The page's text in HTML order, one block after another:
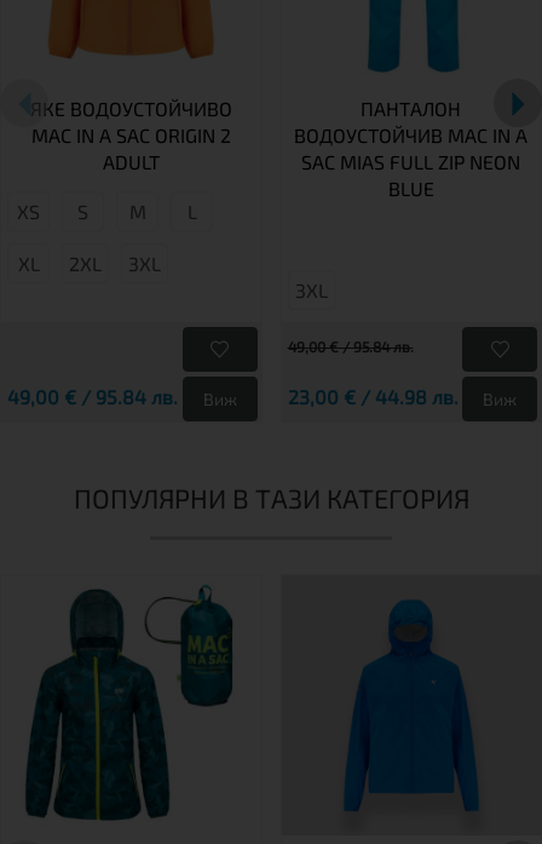
ЯКЕ ВОДОУСТОЙЧИВО
MAC IN A SAC ORIGIN 2
ADULT
XS S М L
XL 2XL 3XL
49,00 € / 95.84 лв. Виж
ПАНТАЛОН
ВОДОУСТОЙЧИВ MAC IN A
SAC MIAS FULL ZIP NEON
BLUE
3XL
49,00 € / 95.84 лв.
23,00 € / 44.98 лв. Виж
ПОПУЛЯРНИ В ТАЗИ КАТЕГОРИЯ